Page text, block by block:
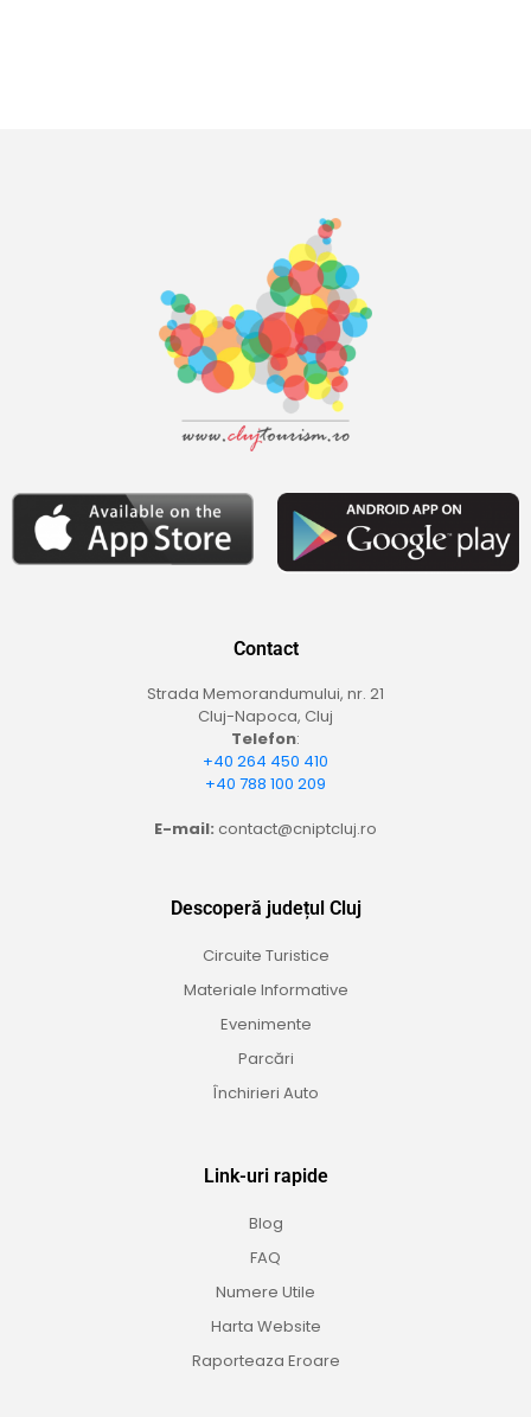
Contact
Strada Memorandumului, nr. 21
Cluj-Napoca, Cluj
Telefon:
+40 264 450 410
+40 788 100 209
E-mail: contact@cniptcluj.ro
Descoperă județul Cluj
Circuite Turistice
Materiale Informative
Evenimente
Parcări
Închirieri Auto
Link-uri rapide
Blog
FAQ
Numere Utile
Harta Website
Raporteaza Eroare